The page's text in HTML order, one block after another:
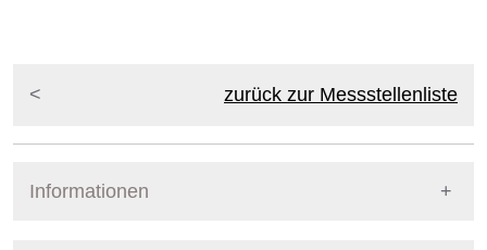
zurück zur Messstellenliste
Informationen